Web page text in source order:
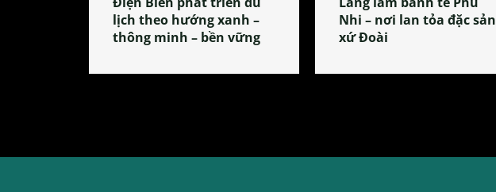
lịch theo hướng xanh –
thông minh – bền vững
Nhi – nơi lan tỏa đặc sản
xứ Đoài